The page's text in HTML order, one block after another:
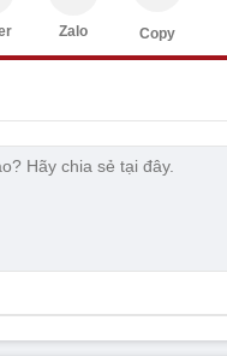
Zalo Copy